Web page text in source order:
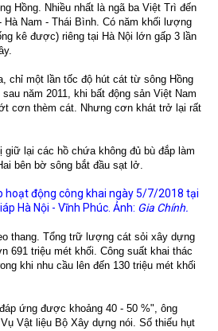
Hồng. Nhiều nhất là ngã ba Việt Trì đến
Hà Nam - Thái Bình. Có năm khối lượng
kê được) riêng tại Hà Nội lớn gấp 3 lần
chỉ một lần tốc độ hút cát từ sông Hồng
năm 2011, khi bất động sản Việt Nam
cơn thèm cát. Nhưng cơn khát trở lại rất
giữ lại các hồ chứa không đủ bù đắp làm
bên bờ sông bắt đầu sạt lở.
hoạt động công khai ngày 5/7/2018 tại
Hà Nội - Vĩnh Phúc. Ảnh: Gia Chính.
thang. Tổng trữ lượng cát sỏi xây dựng
691 triệu mét khối. Công suất khai thác
khi nhu cầu lên đến 130 triệu mét khối
ứng được khoảng 40 - 50 %", ông
Vật liệu Bộ Xây dựng nói. Số thiếu hụt